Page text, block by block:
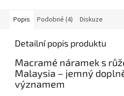
Popis Podobné (4) Diskuze
Detailní popis produktu
Macramé náramek s
Malaysia – jemný
významem